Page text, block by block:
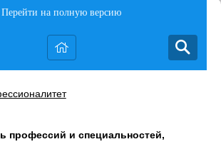
Перейти на полную версию
профессий и специальностей,